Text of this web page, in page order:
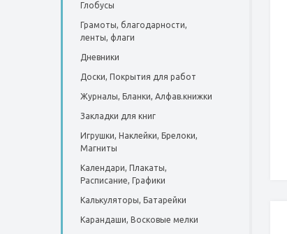
Глобусы
Грамоты, благодарности,
ленты, флаги
Дневники
Доски, Покрытия для работ
Журналы, Бланки, Алфав.книжки
Закладки для книг
Игрушки, Наклейки, Брелоки,
Магниты
Календари, Плакаты,
Расписание, Графики
Калькуляторы, Батарейки
Карандаши, Восковые мелки